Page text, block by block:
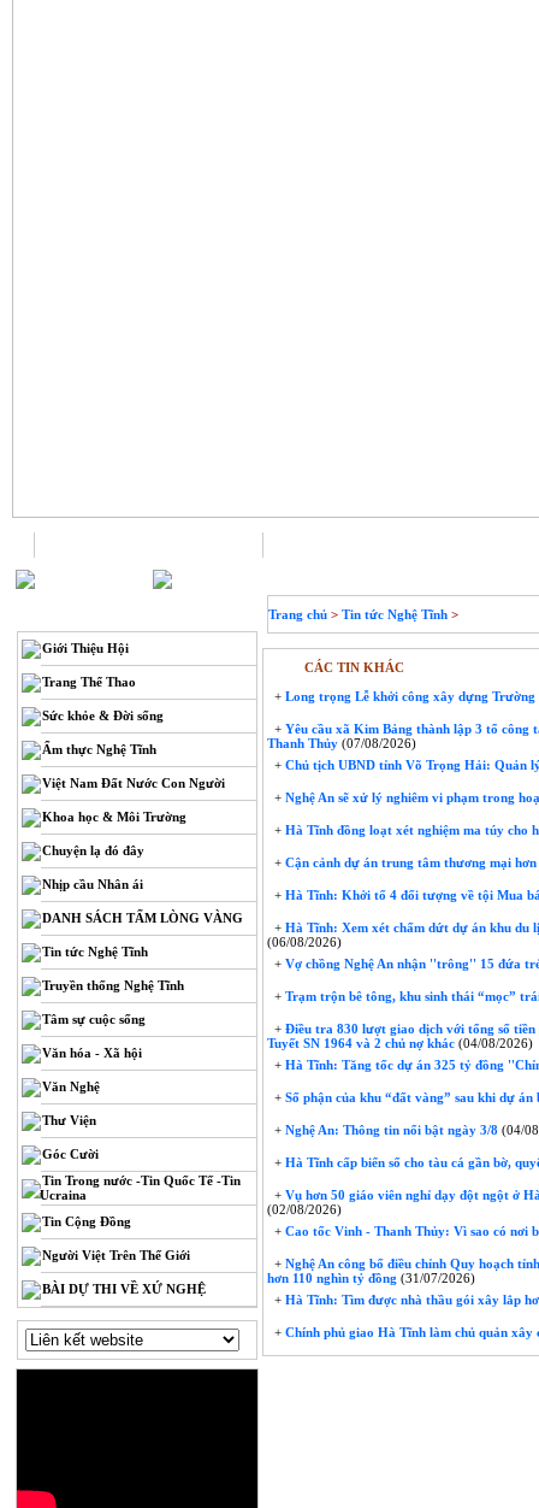
Giới Thiệu Hội
Trang Thể Thao
Sức khỏe & Đời sống
Ẩm thực Nghệ Tĩnh
Việt Nam Đất Nước Con Người
Khoa học & Môi Trường
Chuyện lạ đó đây
Nhịp cầu Nhân ái
DANH SÁCH TẤM LÒNG VÀNG
Tin tức Nghệ Tĩnh
Truyền thống Nghệ Tĩnh
Tâm sự cuộc sống
Văn hóa - Xã hội
Văn Nghệ
Thư Viện
Góc Cười
Tin Trong nước -Tin Quốc Tế -Tin
Ucraina
Tin Cộng Đồng
Người Việt Trên Thế Giới
BÀI DỰ THI VỀ XỨ NGHỆ
Trang chủ > Tin tức Nghệ Tĩnh >
CÁC TIN KHÁC
+ Long trọng Lễ khởi công xây dựng
+ Yêu cầu xã Kim Bảng thành lập 3 tổ công
Thanh Thủy (07/08/2026)
+ Chủ tịch UBND tỉnh Võ Trọng Hải: Quản
+ Nghệ An sẽ xử lý nghiêm vi phạm trong
+ Hà Tĩnh đồng loạt xét nghiệm ma túy cho
+ Cận cảnh dự án trung tâm thương mại
+ Hà Tĩnh: Khởi tố 4 đối tượng về tội Mua
+ Hà Tĩnh: Xem xét chấm dứt dự án khu du
(06/08/2026)
+ Vợ chồng Nghệ An nhận ''trông'' 15 đứa
+ Trạm trộn bê tông, khu sinh thái “mọc”
+ Điều tra 830 lượt giao dịch với tổng số
Tuyết SN 1964 và 2 chủ nợ khác (04/08/2026)
+ Hà Tĩnh: Tăng tốc dự án 325 tỷ đồng
+ Số phận của khu “đất vàng” sau khi dự
+ Nghệ An: Thông tin nổi bật ngày 3/8 (04/
+ Hà Tĩnh cấp biển số cho tàu cá gần bờ,
+ Vụ hơn 50 giáo viên nghỉ dạy đột ngột ở
(02/08/2026)
+ Cao tốc Vinh - Thanh Thủy: Vì sao có nơi
+ Nghệ An công bố điều chỉnh Quy hoạch
hơn 110 nghìn tỷ đồng (31/07/2026)
+ Hà Tĩnh: Tìm được nhà thầu gói xây lắp
+ Chính phủ giao Hà Tĩnh làm chủ quản xây